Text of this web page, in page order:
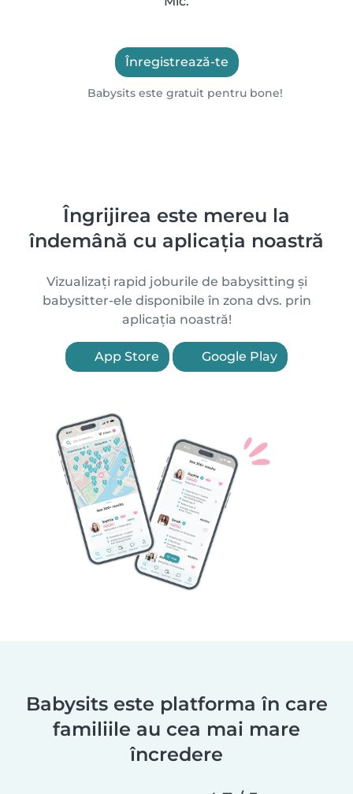
Înregistrează-te
Babysits este gratuit pentru bone!
Îngrijirea este mereu la
îndemână cu aplicația noastră
Vizualizați rapid joburile de babysitting și
babysitter-ele disponibile în zona dvs. prin
aplicația noastră!
App Store Google Play
Babysits este platforma în care
familiile au cea mai mare
încredere